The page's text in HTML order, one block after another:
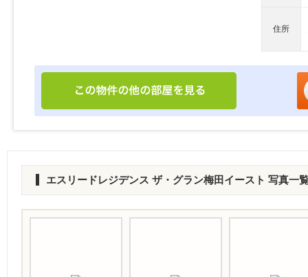
住所
エスリードレジデンス ザ・グラン梅田イースト 写真一